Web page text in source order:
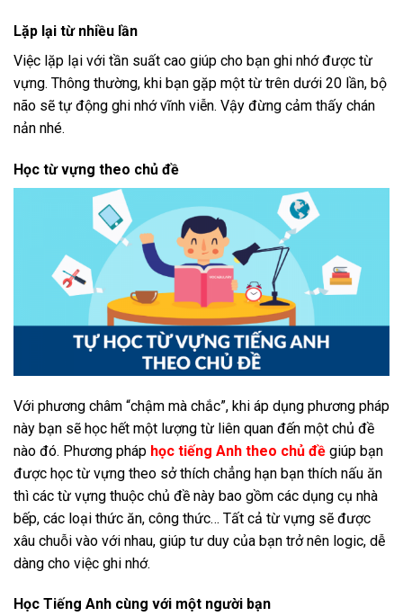
Lặp lại từ nhiều lần
Việc lặp lại với tần suất cao giúp cho bạn ghi nhớ được từ
vựng. Thông thường, khi bạn gặp một từ trên dưới 20 lần, bộ
não sẽ tự động ghi nhớ vĩnh viễn. Vậy đừng cảm thấy chán
nản nhé.
Học từ vựng theo chủ đề
Với phương châm “chậm mà chắc”, khi áp dụng phương pháp
này bạn sẽ học hết một lượng từ liên quan đến một chủ đề
nào đó. Phương pháp học tiếng Anh theo chủ đề giúp bạn
được học từ vựng theo sở thích chẳng hạn bạn thích nấu ăn
thì các từ vựng thuộc chủ đề này bao gồm các dụng cụ nhà
bếp, các loại thức ăn, công thức… Tất cả từ vựng sẽ được
xâu chuỗi vào với nhau, giúp tư duy của bạn trở nên logic, dễ
dàng cho việc ghi nhớ.
Học Tiếng Anh cùng với một người bạn